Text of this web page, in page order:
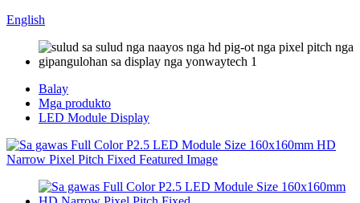
English
Balay
Mga produkto
LED Module Display